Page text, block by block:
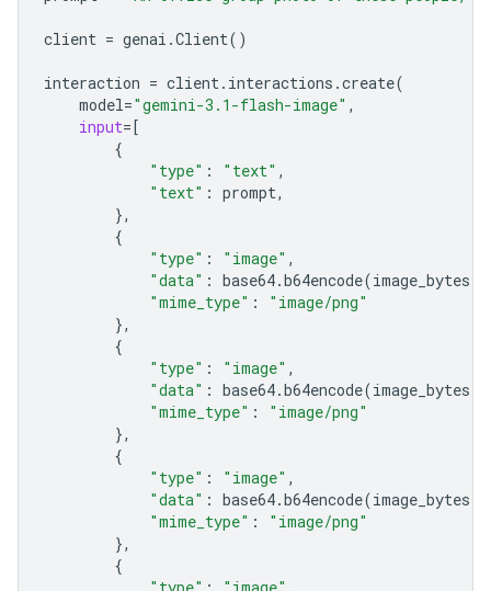
client = genai .Client()
interaction = client . interactions .create(
model="gemini-3.1-flash-image" ,
input=[
{
"type" : "text" ,
"text" : prompt,
},
{
"type" : "image" ,
"data" : base64.b64encode(image_bytes
"mime_type" :
"image/png"
},
{
"type" : "image" ,
"data" : base64.b64encode(image_bytes
"mime_type" :
"image/png"
},
{
"type" : "image" ,
"data" : base64.b64encode(image_bytes
"mime_type" :
"image/png"
},
{
"type" : "image" ,